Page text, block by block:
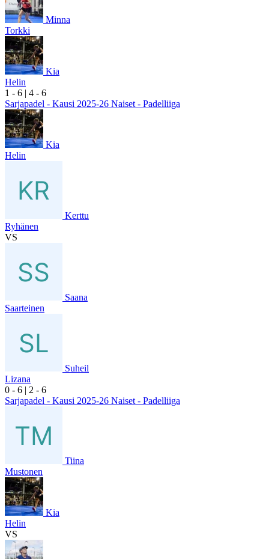
Minna
Torkki
Kia
Helin
1 - 6 | 4 - 6
Sarjapadel - Kausi 2025-26 Naiset - Padelliiga
Kia
Helin
Kerttu
Ryhänen
VS
Saana
Saarteinen
Suheil
Lizana
0 - 6 | 2 - 6
Sarjapadel - Kausi 2025-26 Naiset - Padelliiga
Tiina
Mustonen
Kia
Helin
VS